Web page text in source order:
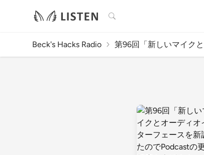
検索
Beck's Hacks Radio 第96回「新しいマイク